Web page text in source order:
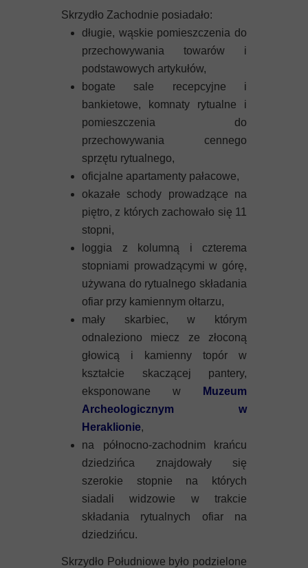
Skrzydło Zachodnie posiadało:
długie, wąskie pomieszczenia do
przechowywania towarów i
podstawowych artykułów,
bogate sale recepcyjne i
bankietowe, komnaty rytualne i
pomieszczenia do
przechowywania cennego
sprzętu rytualnego,
oficjalne apartamenty pałacowe,
okazałe schody prowadzące na
piętro, z których zachowało się 11
stopni,
loggia z kolumną i czterema
stopniami prowadzącymi w górę,
używana do rytualnego składania
ofiar przy kamiennym ołtarzu,
mały skarbiec, w którym
odnaleziono miecz ze złoconą
głowicą i kamienny topór w
kształcie skaczącej pantery,
eksponowane w
Muzeum
Archeologicznym w
Heraklionie,
na północno-zachodnim krańcu
dziedzińca znajdowały się
szerokie stopnie na których
siadali widzowie w trakcie
składania rytualnych ofiar na
dziedzińcu.
Skrzydło Południowe było podzielone